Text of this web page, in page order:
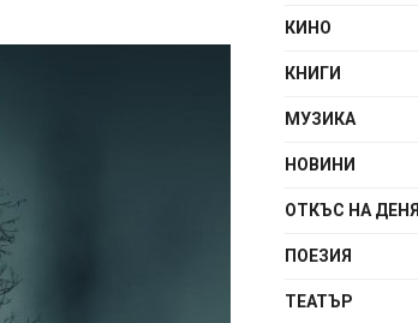
КИНО
КНИГИ
МУЗИКА
НОВИНИ
ОТКЪС НА ДЕНЯ
ПОЕЗИЯ
ТЕАТЪР